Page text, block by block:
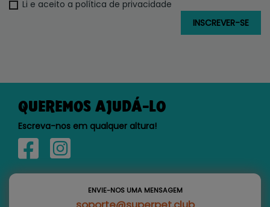
Li e aceito a política de privacidade
QUEREMOS AJUDÁ-LO
Escreva-nos em qualquer altura!
ENVIE-NOS UMA MENSAGEM